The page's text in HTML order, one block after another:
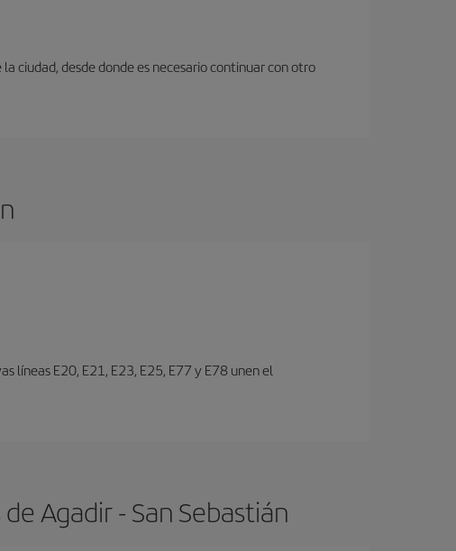
ciudad, desde donde es necesario continuar con otro
líneas E20, E21, E23, E25, E77 y E78 unen el
Agadir - San Sebastián